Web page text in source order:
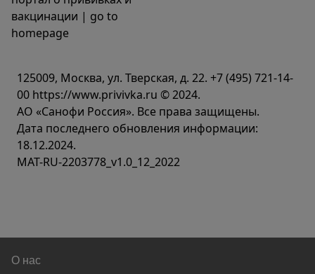
125009, Москва, ул. Тверская, д. 22. +7 (495) 721-14-
00 https://www.privivka.ru © 2024.
АО «Санофи Россия». Все права защищены.
Дата последнего обновления информации:
18.12.2024.
MAT-RU-2203778_v1.0_12_2022
О нас